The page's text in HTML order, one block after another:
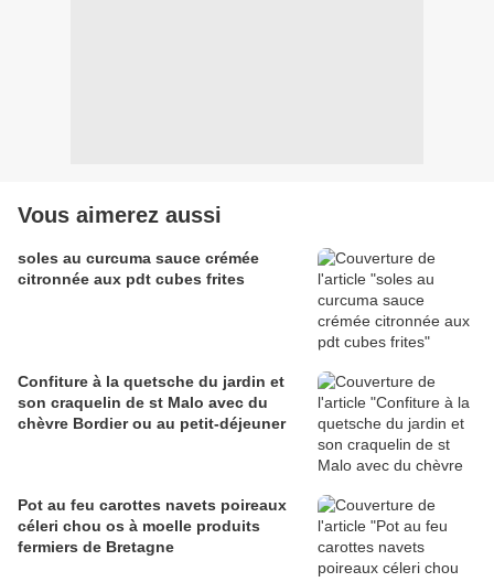
Vous aimerez aussi
soles au curcuma sauce crémée
citronnée aux pdt cubes frites
Confiture à la quetsche du jardin et
son craquelin de st Malo avec du
chèvre Bordier ou au petit-déjeuner
Pot au feu carottes navets poireaux
céleri chou os à moelle produits
fermiers de Bretagne